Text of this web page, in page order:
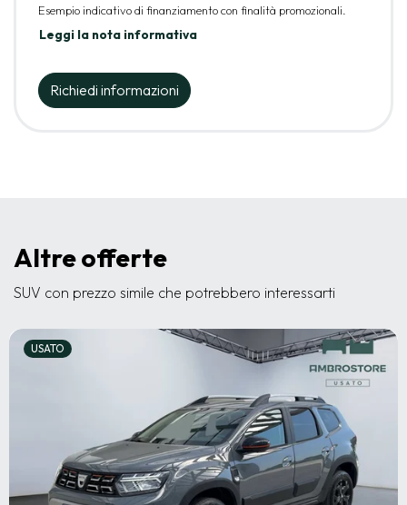
Esempio indicativo di finanziamento con finalità promozionali.
Leggi la nota informativa
Richiedi informazioni
Altre offerte
SUV con prezzo simile che potrebbero interessarti
USATO